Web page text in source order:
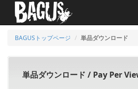
BAGUSトップページ 単品ダウンロード
単品ダウンロード / Pay Per